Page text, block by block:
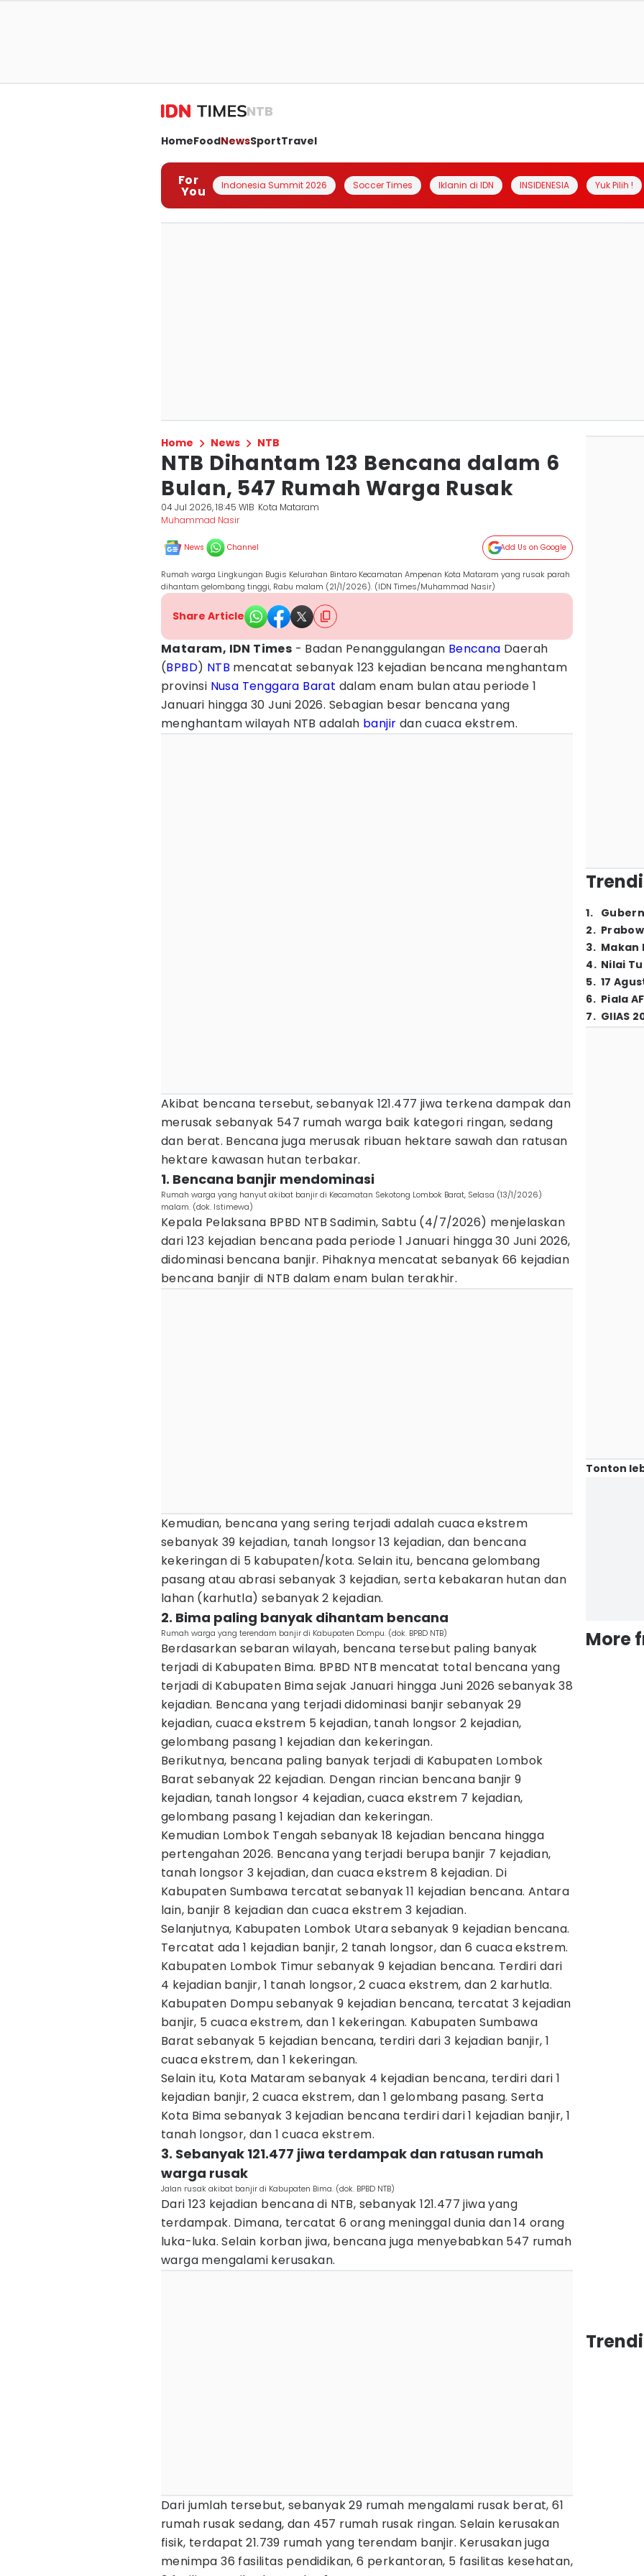
NTB
HomeFoodNewsSportTravel
For
You Indonesia Summit 2026 Soccer Times Iklanin di IDN INSIDENESIA Yuk Pilih !
Home News NTB
NTB Dihantam 123 Bencana dalam 6
Bulan, 547 Rumah Warga Rusak
04 Jul 2026, 18:45 WIB Kota Mataram
Muhammad Nasir
News Channel Add Us on Google
Rumah warga Lingkungan Bugis Kelurahan Bintaro Kecamatan Ampenan Kota Mataram yang rusak parah
dihantam gelombang tinggi, Rabu malam (21/1/2026). (IDN Times/Muhammad Nasir)
Share Article
Mataram, IDN Times - Badan Penanggulangan Bencana Daerah
(BPBD) NTB mencatat sebanyak 123 kejadian bencana menghantam
provinsi Nusa Tenggara Barat dalam enam bulan atau periode 1
Januari hingga 30 Juni 2026. Sebagian besar bencana yang
menghantam wilayah NTB adalah banjir dan cuaca ekstrem.
Akibat bencana tersebut, sebanyak 121.477 jiwa terkena dampak dan
merusak sebanyak 547 rumah warga baik kategori ringan, sedang
dan berat. Bencana juga merusak ribuan hektare sawah dan ratusan
hektare kawasan hutan terbakar.
1. Bencana banjir mendominasi
Rumah warga yang hanyut akibat banjir di Kecamatan Sekotong Lombok Barat, Selasa (13/1/2026)
malam. (dok. Istimewa)
Kepala Pelaksana BPBD NTB Sadimin, Sabtu (4/7/2026) menjelaskan
dari 123 kejadian bencana pada periode 1 Januari hingga 30 Juni 2026,
didominasi bencana banjir. Pihaknya mencatat sebanyak 66 kejadian
bencana banjir di NTB dalam enam bulan terakhir.
Kemudian, bencana yang sering terjadi adalah cuaca ekstrem
sebanyak 39 kejadian, tanah longsor 13 kejadian, dan bencana
kekeringan di 5 kabupaten/kota. Selain itu, bencana gelombang
pasang atau abrasi sebanyak 3 kejadian, serta kebakaran hutan dan
lahan (karhutla) sebanyak 2 kejadian.
2. Bima paling banyak dihantam bencana
Rumah warga yang terendam banjir di Kabupaten Dompu. (dok. BPBD NTB)
Berdasarkan sebaran wilayah, bencana tersebut paling banyak
terjadi di Kabupaten Bima. BPBD NTB mencatat total bencana yang
terjadi di Kabupaten Bima sejak Januari hingga Juni 2026 sebanyak 38
kejadian. Bencana yang terjadi didominasi banjir sebanyak 29
kejadian, cuaca ekstrem 5 kejadian, tanah longsor 2 kejadian,
gelombang pasang 1 kejadian dan kekeringan.
Berikutnya, bencana paling banyak terjadi di Kabupaten Lombok
Barat sebanyak 22 kejadian. Dengan rincian bencana banjir 9
kejadian, tanah longsor 4 kejadian, cuaca ekstrem 7 kejadian,
gelombang pasang 1 kejadian dan kekeringan.
Kemudian Lombok Tengah sebanyak 18 kejadian bencana hingga
pertengahan 2026. Bencana yang terjadi berupa banjir 7 kejadian,
tanah longsor 3 kejadian, dan cuaca ekstrem 8 kejadian. Di
Kabupaten Sumbawa tercatat sebanyak 11 kejadian bencana. Antara
lain, banjir 8 kejadian dan cuaca ekstrem 3 kejadian.
Selanjutnya, Kabupaten Lombok Utara sebanyak 9 kejadian bencana.
Tercatat ada 1 kejadian banjir, 2 tanah longsor, dan 6 cuaca ekstrem.
Kabupaten Lombok Timur sebanyak 9 kejadian bencana. Terdiri dari
4 kejadian banjir, 1 tanah longsor, 2 cuaca ekstrem, dan 2 karhutla.
Kabupaten Dompu sebanyak 9 kejadian bencana, tercatat 3 kejadian
banjir, 5 cuaca ekstrem, dan 1 kekeringan. Kabupaten Sumbawa
Barat sebanyak 5 kejadian bencana, terdiri dari 3 kejadian banjir, 1
cuaca ekstrem, dan 1 kekeringan.
Selain itu, Kota Mataram sebanyak 4 kejadian bencana, terdiri dari 1
kejadian banjir, 2 cuaca ekstrem, dan 1 gelombang pasang. Serta
Kota Bima sebanyak 3 kejadian bencana terdiri dari 1 kejadian banjir, 1
tanah longsor, dan 1 cuaca ekstrem.
3. Sebanyak 121.477 jiwa terdampak dan ratusan rumah
warga rusak
Jalan rusak akibat banjir di Kabupaten Bima. (dok. BPBD NTB)
Dari 123 kejadian bencana di NTB, sebanyak 121.477 jiwa yang
terdampak. Dimana, tercatat 6 orang meninggal dunia dan 14 orang
luka-luka. Selain korban jiwa, bencana juga menyebabkan 547 rumah
warga mengalami kerusakan.
Dari jumlah tersebut, sebanyak 29 rumah mengalami rusak berat, 61
rumah rusak sedang, dan 457 rumah rusak ringan. Selain kerusakan
fisik, terdapat 21.739 rumah yang terendam banjir. Kerusakan juga
menimpa 36 fasilitas pendidikan, 6 perkantoran, 5 fasilitas kesehatan,
1.
2.
3. Makan
4. Nilai
5. 17
6. Piala
7. GIIAS
Tonton
More